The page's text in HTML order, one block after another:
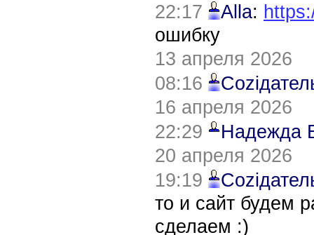
22:17
Alla:
ошибку
13 апреля 2026
08:16
16 апреля 2026
22:29
Надежда
20 апреля 2026
19:19
то и сайт будем
сделаем :)